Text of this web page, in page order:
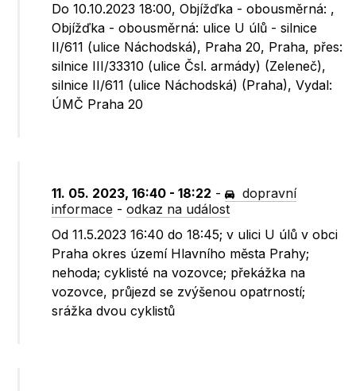
Do 10.10.2023 18:00, Objížďka - obousměrná: ,
Objížďka - obousměrná: ulice U úlů - silnice
II/611 (ulice Náchodská), Praha 20, Praha, přes:
silnice III/33310 (ulice Čsl. armády) (Zeleneč),
silnice II/611 (ulice Náchodská) (Praha), Vydal:
ÚMČ Praha 20
11. 05. 2023, 16:40 - 18:22 -
dopravní
informace -odkaz na událost
Od 11.5.2023 16:40 do 18:45; v ulici U úlů v obci
Praha okres území Hlavního města Prahy;
nehoda; cyklisté na vozovce; překážka na
vozovce, průjezd se zvýšenou opatrností;
srážka dvou cyklistů